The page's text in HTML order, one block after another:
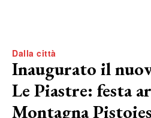
Dalla città
Inaugurato il
Le Piastre: festa
Montagna